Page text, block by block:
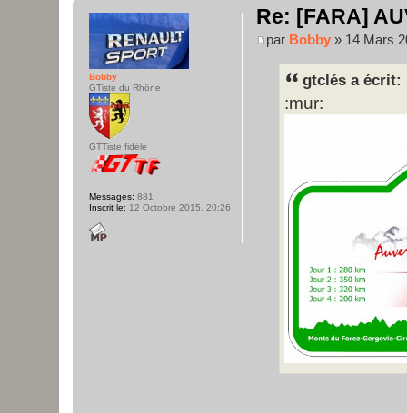
Re: [FARA]
par Bobby » 14 Mars
gtclés a écrit:
:mur:
Bobby
GTiste du Rhône
GTTiste fidèle
Messages: 881
Inscrit le: 12 Octobre 2015, 20:26